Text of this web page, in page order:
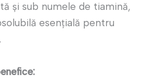
și sub numele de tiamină,
esențială pentru